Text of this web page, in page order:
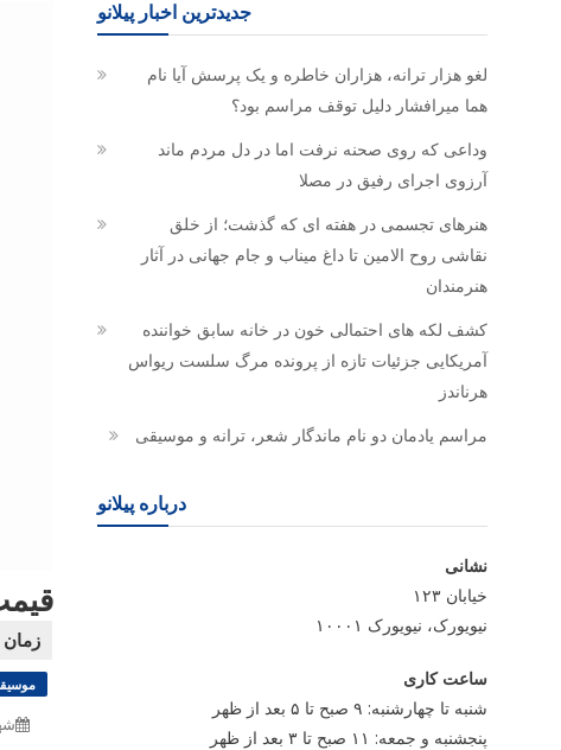
جدیدترین اخبار پیلانو
لغو هزار ترانه، هزاران خاطره و یک پرسش آیا نام
هما میرافشار دلیل توقف مراسم بود؟
وداعی که روی صحنه نرفت اما در دل مردم ماند
آرزوی اجرای رفیق در مصلا
هنرهای تجسمی در هفته ای که گذشت؛ از خلق
نقاشی روح الامین تا داغ میناب و جام جهانی در آثار
هنرمندان
کشف لکه های احتمالی خون در خانه سابق خواننده
آمریکایی جزئیات تازه از پرونده مرگ سلست ریواس
هرناندز
مراسم یادمان دو نام ماندگار شعر، ترانه و موسیقی
درباره پیلانو
نشانی
خیابان ۱۲۳
نیویورک، نیویورک ۱۰۰۰۱
ساعت کاری
شنبه تا چهارشنبه: ۹ صبح تا ۵ بعد از ظهر
پنجشنبه و جمعه: ۱۱ صبح تا ۳ بعد از ظهر